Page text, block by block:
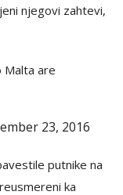
njegovi zahtevi,
Malta are
23, 2016
putnike na
ka